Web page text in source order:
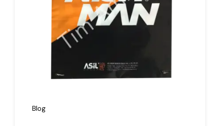
Blog